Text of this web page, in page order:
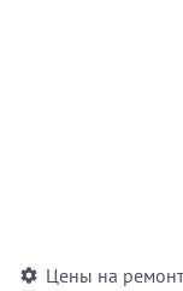
Цены на ремонт